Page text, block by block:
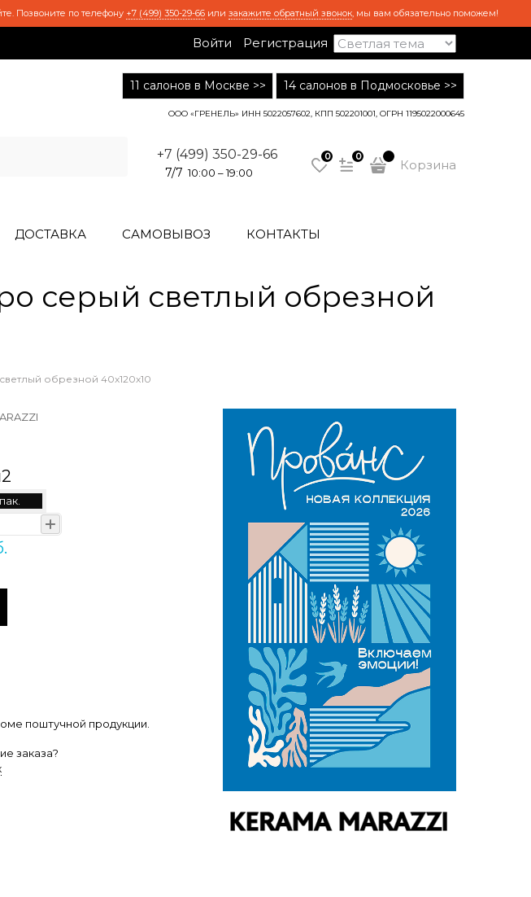
Позвоните по телефону +7 (499) 350-29-66 или закажите обратный звонок, мы вам обязательно поможем!
Войти Регистрация
11 салонов в Москве >> 14 салонов в Подмосковье >>
ООО «ГРЕНЕЛЬ» ИНН 5022057602, КПП 502201001, ОГРН 1195022000645
+7 (499) 350-29-66
7/7 10:00 – 19:00
0 0
Корзина
ДОСТАВКА САМОВЫВОЗ КОНТАКТЫ
серый светлый обрезной
обрезной 40x120x10
поштучной продукции.
заказа?